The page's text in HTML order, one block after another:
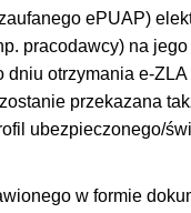
ePUAP)
pracodawcy) na
otrzymania e-
przekazana
ubezpieczonego/
w formie